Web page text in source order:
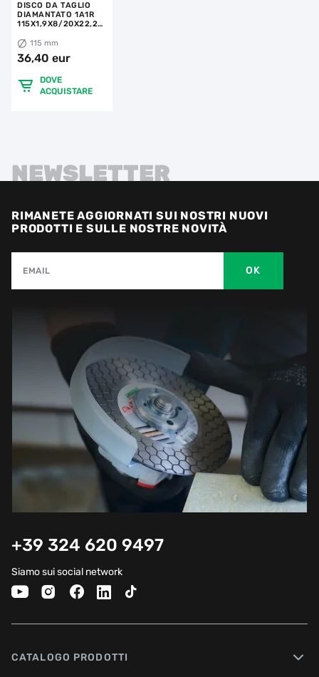
DISCO DA TAGLIO
DIAMANTATO 1A1R
115X1,9X8/20X22,23
115 mm
36,40 eur
DOVE
ACQUISTARE
NEWSLETTER
RIMANETE AGGIORNATI SUI NOSTRI NUOVI
PRODOTTI E SULLE NOSTRE NOVITÀ
EMAIL OK
+39 324 620 9497
Siamo sui social network
CATALOGO PRODOTTI